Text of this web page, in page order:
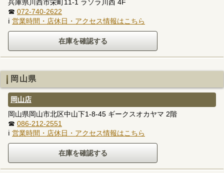
兵庫県川西市栄町11-1 ラソラ川西 4F
☎ 072-740-2622
ℹ 営業時間・店休日・アクセス情報はこちら
岡山県
岡山店
岡山県岡山市北区中山下1-8-45 ギークスオカヤマ 2階
☎ 086-212-2551
ℹ 営業時間・店休日・アクセス情報はこちら